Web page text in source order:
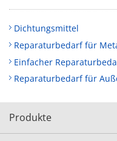
Dichtungsmittel
Reparaturbedarf für
Einfacher
Reparaturbedarf für
Produkte